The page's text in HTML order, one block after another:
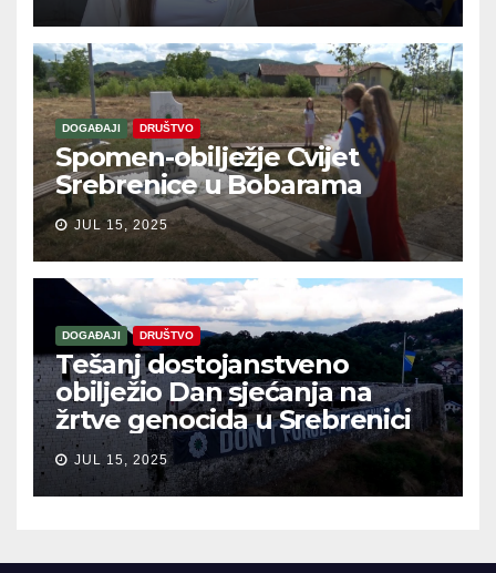
DOGAĐAJI DRUŠTVO
Spomen-obilježje Cvijet
Srebrenice u Bobarama
JUL 15, 2025
DOGAĐAJI DRUŠTVO
Tešanj dostojanstveno
obilježio Dan sjećanja na
žrtve genocida u Srebrenici
JUL 15, 2025